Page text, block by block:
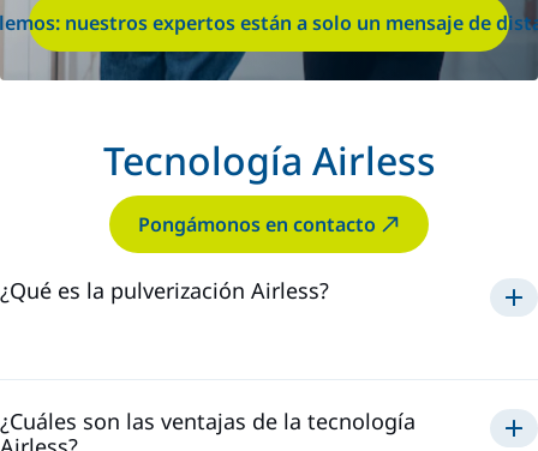
nuestros expertos están a solo un mensaje de
Tecnología Airless
Pongámonos en contacto
¿Qué es la pulverización Airless?
¿Cuáles son las ventajas de la tecnología